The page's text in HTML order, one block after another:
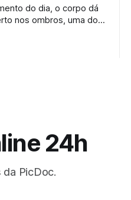
do dia, o corpo dá
nos ombros, uma dor
passa mesmo depois
24h
PicDoc.